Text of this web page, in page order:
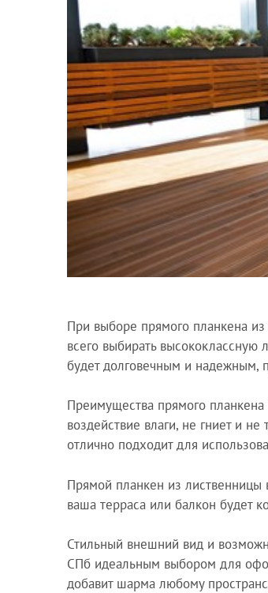
При выборе прямого планкена
всего выбирать высококлассную
будет долговечным и надежным,
Преимущества прямого
воздействие влаги, не гниет и
отлично подходит для
Прямой планкен из лиственницы
ваша терраса или балкон будет
Стильный внешний вид и
СПб идеальным выбором для
добавит шарма любому